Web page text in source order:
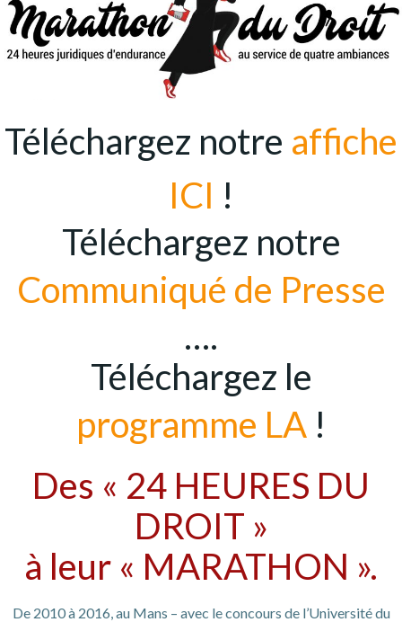
Téléchargez notre affiche
ICI !
Téléchargez notre
Communiqué de Presse
….
Téléchargez le
programme LA !
Des « 24 HEURES DU
DROIT »
à leur « MARATHON ».
De 2010 à 2016, au Mans – avec le concours de l’Université du